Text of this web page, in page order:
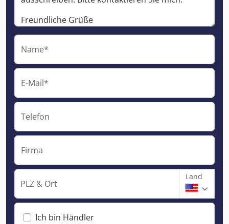
Name*
E-Mail*
Telefon
Firma
PLZ & Ort
Land
Ich bin Händler